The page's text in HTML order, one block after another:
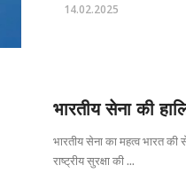
14.02.2025
भारतीय सेना की
भारतीय सेना का महत्व भारत
राष्ट्रीय सुरक्षा की ...